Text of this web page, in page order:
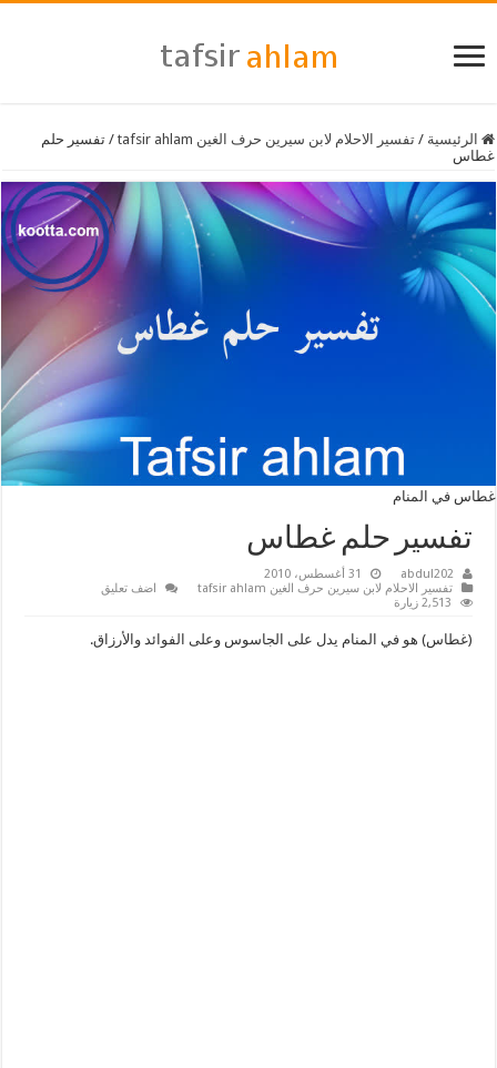
الرئيسية / تفسير الاحلام لابن سيرين حرف الغين tafsir ahlam / تفسير حلم
غطاس
غطاس في المنام
تفسير حلم غطاس
abdul202
31 أغسطس، 2010
تفسير الاحلام لابن سيرين حرف الغين tafsir ahlam
اضف تعليق
2,513 زيارة
(غطاس) هو في المنام يدل على الجاسوس وعلى الفوائد والأرزاق.